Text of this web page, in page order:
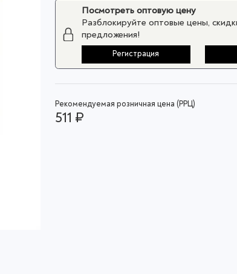
Посмотреть оптовую цену
Разблокируйте оптовые цены,
предложения!
Регистрация
Рекомендуемая розничная цена (РРЦ)
511 ₽